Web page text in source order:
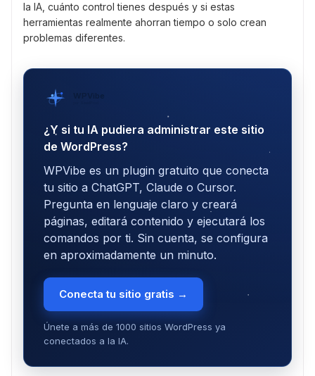
la IA, cuánto control tienes después y si estas
herramientas realmente ahorran tiempo o solo crean
problemas diferentes.
WPVibe
¿Y si tu IA pudiera administrar este sitio
de WordPress?
WPVibe es un plugin gratuito que conecta
tu sitio a ChatGPT, Claude o Cursor.
Pregunta en lenguaje claro y creará
páginas, editará contenido y ejecutará los
comandos por ti. Sin cuenta, se configura
en aproximadamente un minuto.
Conecta tu sitio gratis →
Únete a más de 1000 sitios WordPress ya
conectados a la IA.